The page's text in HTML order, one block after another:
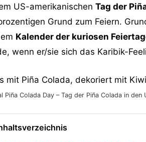
US-amerikanischen Tag der
Grund zum Feiern.
Kalender der kuriosen
wenn er/sie sich das Karibik-
Piña Colada Day – Tag der Piña Colada in